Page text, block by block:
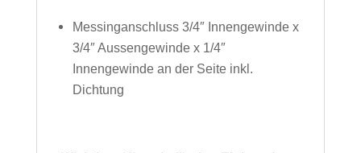
Messinganschluss 3/4″ Innengewinde x
3/4″ Aussengewinde x 1/4″
Innengewinde an der Seite inkl.
Dichtung